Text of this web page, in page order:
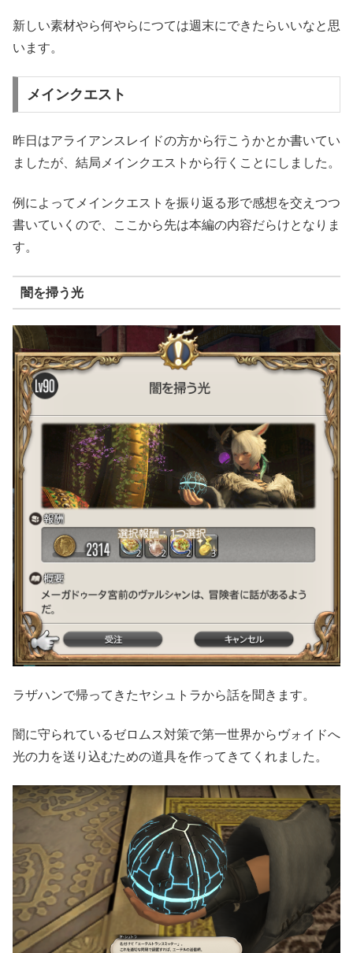
新しい素材やら何やらにつては週末にできたらいいなと思
います。
メインクエスト
昨日はアライアンスレイドの方から行こうかとか書いてい
ましたが、結局メインクエストから行くことにしました。
例によってメインクエストを振り返る形で感想を交えつつ
書いていくので、ここから先は本編の内容だらけとなりま
す。
闇を掃う光
ラザハンで帰ってきたヤシュトラから話を聞きます。
闇に守られているゼロムス対策で第一世界からヴォイドへ
光の力を送り込むための道具を作ってきてくれました。